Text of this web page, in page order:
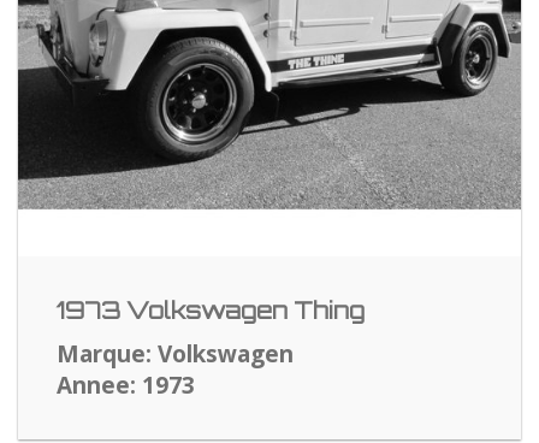
1973 Volkswagen Thing
Marque: Volkswagen
Annee: 1973